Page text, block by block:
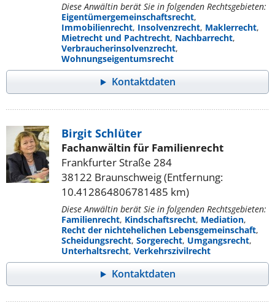
Diese Anwältin berät Sie in folgenden Rechtsgebieten:
Eigentümergemeinschaftsrecht,
Immobilienrecht, Insolvenzrecht, Maklerrecht,
Mietrecht und Pachtrecht, Nachbarrecht,
Verbraucherinsolvenzrecht,
Wohnungseigentumsrecht
Kontaktdaten
Birgit Schlüter
Fachanwältin für Familienrecht
Frankfurter Straße 284
38122 Braunschweig (Entfernung:
10.412864806781485 km)
Diese Anwältin berät Sie in folgenden Rechtsgebieten:
Familienrecht, Kindschaftsrecht, Mediation,
Recht der nichtehelichen Lebensgemeinschaft,
Scheidungsrecht, Sorgerecht, Umgangsrecht,
Unterhaltsrecht, Verkehrszivilrecht
Kontaktdaten